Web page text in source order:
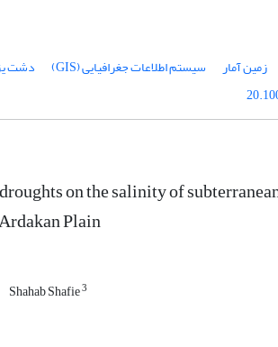
زمین آمار سیستم اطلاعات جغرافیایی (GIS)
دشت
on the salinity of
Plain
Shahab Shafie3